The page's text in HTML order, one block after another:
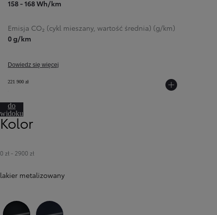
158 - 168 Wh/km
Emisja CO₂ (cykl mieszany, wartość średnia) (g/km)
0 g/km
Dowiedz się więcej
221 900 zł
do
widoku
360º
Kolor
0 zł - 2900 zł
lakier metalizowany